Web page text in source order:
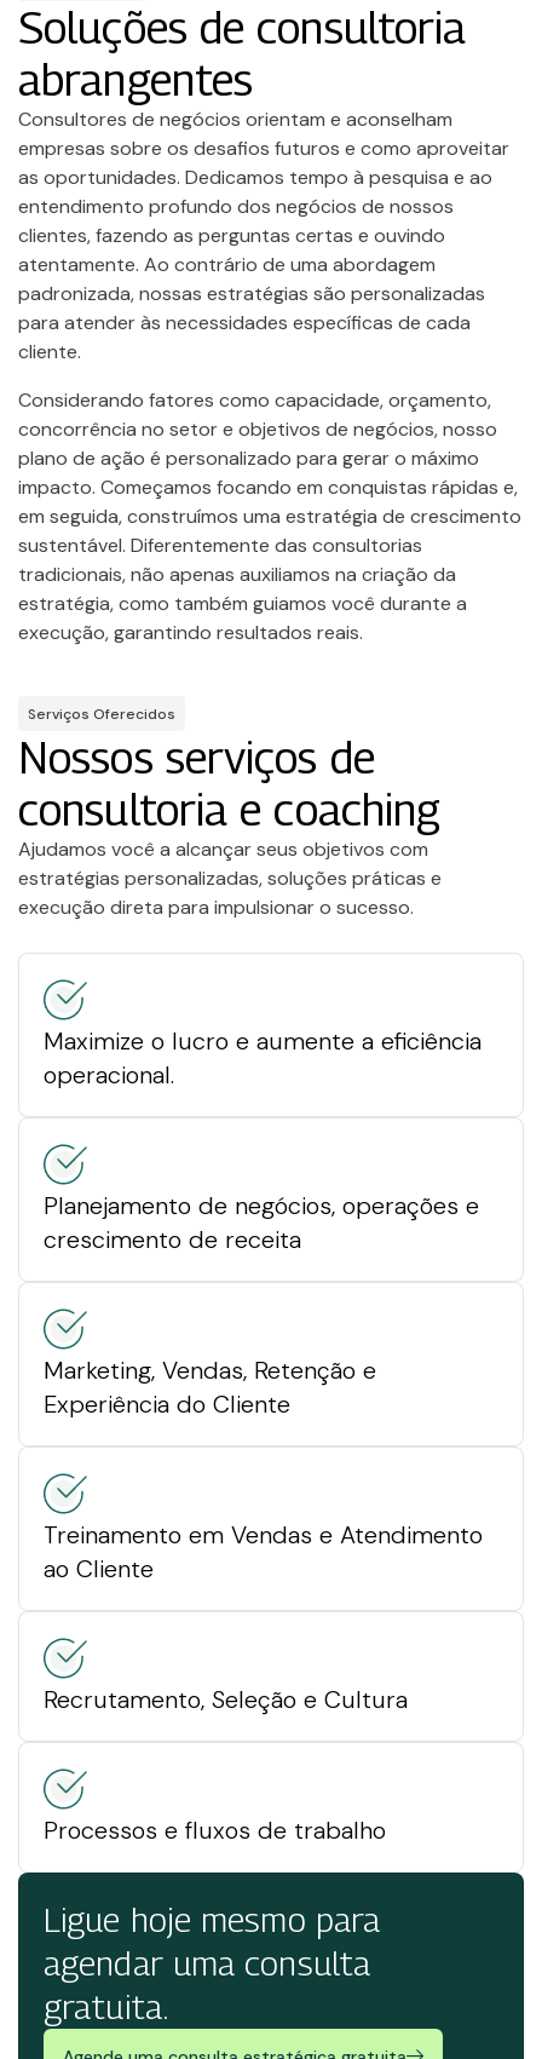
Soluções de consultoria
abrangentes
Consultores de negócios orientam e aconselham
empresas sobre os desafios futuros e como aproveitar
as oportunidades. Dedicamos tempo à pesquisa e ao
entendimento profundo dos negócios de nossos
clientes, fazendo as perguntas certas e ouvindo
atentamente. Ao contrário de uma abordagem
padronizada, nossas estratégias são personalizadas
para atender às necessidades específicas de cada
cliente.
Considerando fatores como capacidade, orçamento,
concorrência no setor e objetivos de negócios, nosso
plano de ação é personalizado para gerar o máximo
impacto. Começamos focando em conquistas rápidas e,
em seguida, construímos uma estratégia de crescimento
sustentável. Diferentemente das consultorias
tradicionais, não apenas auxiliamos na criação da
estratégia, como também guiamos você durante a
execução, garantindo resultados reais.
Serviços Oferecidos
Nossos serviços de
consultoria e coaching
Ajudamos você a alcançar seus objetivos com
estratégias personalizadas, soluções práticas e
execução direta para impulsionar o sucesso.
Maximize o lucro e aumente a eficiência
operacional.
Planejamento de negócios, operações e
crescimento de receita
Marketing, Vendas, Retenção e
Experiência do Cliente
Treinamento em Vendas e Atendimento
ao Cliente
Recrutamento, Seleção e Cultura
Processos e fluxos de trabalho
Ligue hoje mesmo para
agendar uma consulta
gratuita.